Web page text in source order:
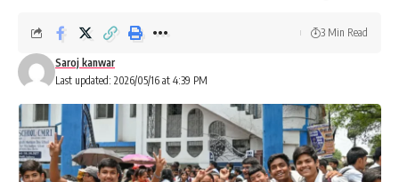
Last updated: 2026/05/16 at 4:39 PM
Saroj kanwar
3 Min Read